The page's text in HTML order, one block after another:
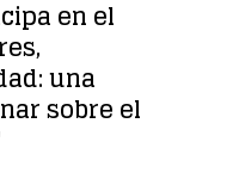
en el
una
sobre el